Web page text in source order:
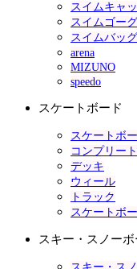
スイムキャ
スイムゴー
スイムバッグ
arena
MIZUNO
speedo
スケートボード
スケートボ
コンプリー
デッキ
ウィール
トラック
スケートボ
スキー・スノーボ